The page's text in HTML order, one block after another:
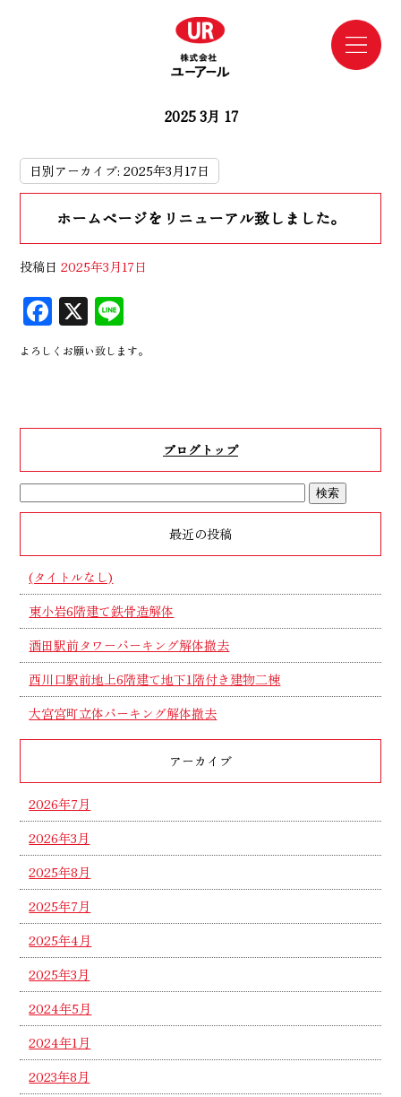
2025 3月 17
日別アーカイブ:2025年3月17日
ホームページをリニューアル致しました。
投稿日 2025年3月17日
F
ac
eb
k
X
n
e
よろしくお願い致します。
ブログトップ
最近の投稿
(タイトルなし)
東小岩6階建て鉄骨造解体
酒田駅前タワーパーキング解体撤去
西川口駅前地上6階建て地下1階付き建物二棟
大宮宮町立体パーキング解体撤去
アーカイブ
2026年7月
2026年3月
2025年8月
2025年7月
2025年4月
2025年3月
2024年5月
2024年1月
2023年8月